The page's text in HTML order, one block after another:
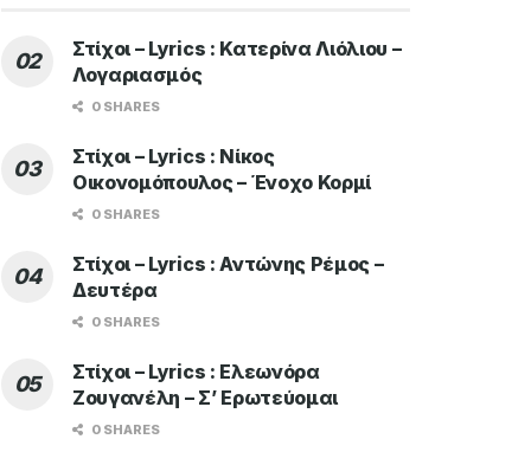
Στίχοι – Lyrics : Κατερίνα Λιόλιου –
Λογαριασμός
0 SHARES
Στίχοι – Lyrics : Νίκος
Οικονομόπουλος – Ένοχο Κορμί
0 SHARES
Στίχοι – Lyrics : Αντώνης Ρέμος –
Δευτέρα
0 SHARES
Στίχοι – Lyrics : Ελεωνόρα
Ζουγανέλη – Σ’ Ερωτεύομαι
0 SHARES